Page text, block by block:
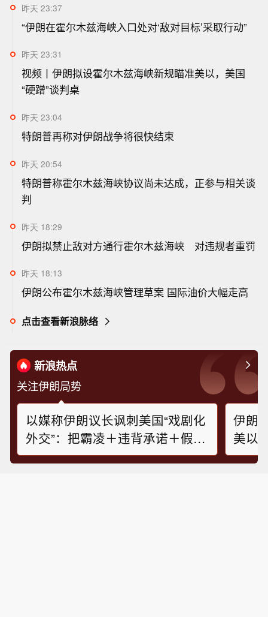
昨天 23:37
“伊朗在霍尔木兹海峡入口处对‘敌对目标’采取行动”
昨天 23:31
视频丨伊朗拟设霍尔木兹海峡新规瞄准美以，美国
“硬蹭”谈判桌
昨天 23:04
特朗普再称对伊朗战争将很快结束
昨天 20:54
特朗普称霍尔木兹海峡协议尚未达成，正参与相关谈
判
昨天 18:29
伊朗拟禁止敌对方通行霍尔木兹海峡 对违规者重罚
昨天 18:13
伊朗公布霍尔木兹海峡管理草案 国际油价大幅走高
点击查看新浪脉络
新浪热点
关注伊朗局势
以媒称伊朗议长讽刺美国“戏剧化
外交”：把霸凌＋违背承诺＋假新
闻当作筹码
伊朗
美以